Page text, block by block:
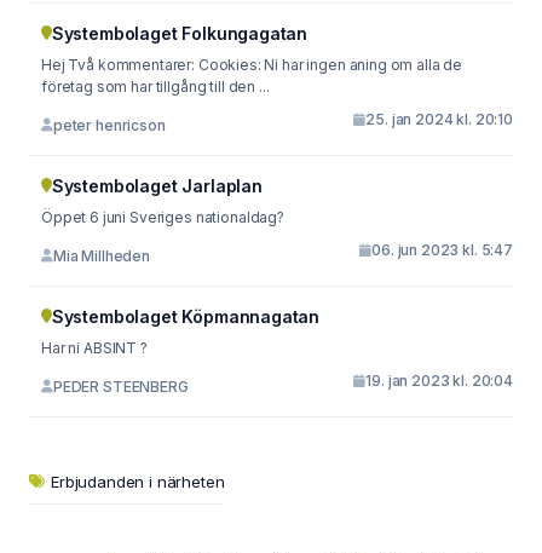
Systembolaget Folkungagatan
Hej Två kommentarer: Cookies: Ni har ingen aning om alla de
företag som har tillgång till den ...
peter henricson 25. jan 2024 kl. 20:10
Systembolaget Jarlaplan
Öppet 6 juni Sveriges nationaldag?
Mia Millheden 06. jun 2023 kl. 5:47
Systembolaget Köpmannagatan
Har ni ABSINT ?
PEDER STEENBERG 19. jan 2023 kl. 20:04
Erbjudanden i närheten